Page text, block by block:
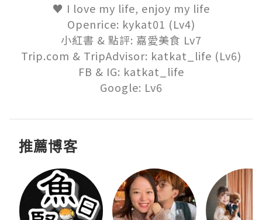
♥ I love my life, enjoy my life
Openrice: kykat01 (Lv4)
小紅書 & 點評: 嘉愛美食 Lv7
Trip.com & TripAdvisor: katkat_life (Lv6)
FB & IG: katkat_life
Google: Lv6
推薦博客